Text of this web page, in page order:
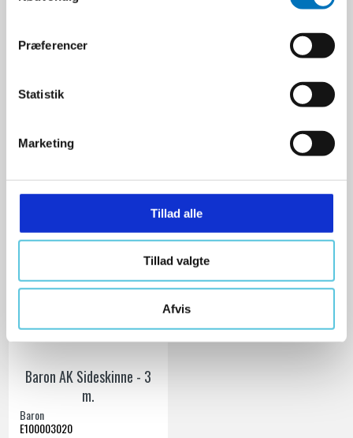
Præferencer
Statistik
Marketing
Tillad alle
Tillad valgte
Afvis
Ekskl. moms
Baron AK Sideskinne - 3
m.
Baron
E100003020